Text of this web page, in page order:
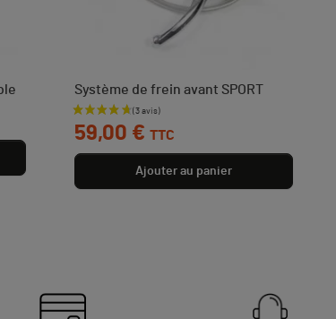
Système de frein avant SPORT
Prix
59,00 € TTC
Ajouter au panier